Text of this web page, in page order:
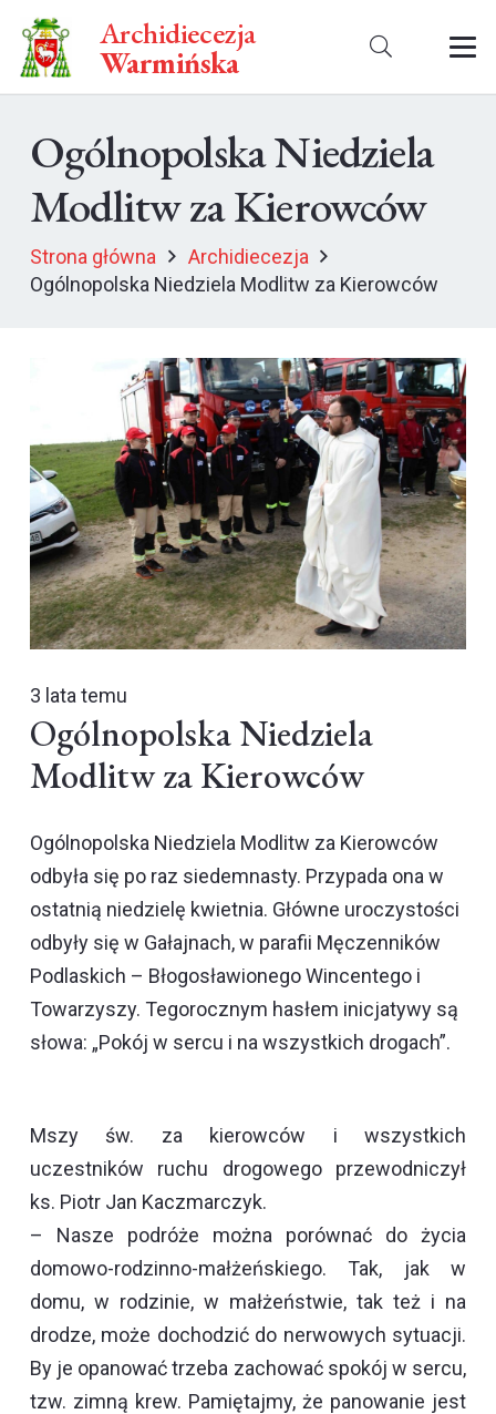
Archidiecezja
Warmińska
Ogólnopolska Niedziela
Modlitw za Kierowców
Strona główna
Archidiecezja
Ogólnopolska Niedziela Modlitw za Kierowców
3 lata temu
Ogólnopolska Niedziela
Modlitw za Kierowców
Ogólnopolska Niedziela Modlitw za Kierowców
odbyła się po raz siedemnasty. Przypada ona w
ostatnią niedzielę kwietnia. Główne uroczystości
odbyły się w Gałajnach, w parafii Męczenników
Podlaskich – Błogosławionego Wincentego i
Towarzyszy. Tegorocznym hasłem inicjatywy są
słowa: „Pokój w sercu i na wszystkich drogach”.
Mszy św. za kierowców i wszystkich
uczestników ruchu drogowego przewodniczył
ks. Piotr Jan Kaczmarczyk.
– Nasze podróże można porównać do życia
domowo-rodzinno-małżeńskiego. Tak, jak w
domu, w rodzinie, w małżeństwie, tak też i na
drodze, może dochodzić do nerwowych sytuacji.
By je opanować trzeba zachować spokój w sercu,
tzw. zimną krew. Pamiętajmy, że panowanie jest